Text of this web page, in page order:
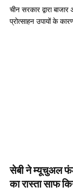
चीन सरकार द्वारा
प्रोत्साहन उपायों के
सेबी ने म्यूचुअल
का रास्ता साफ